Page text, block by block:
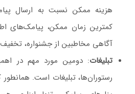
هزینه ممکن نسبت به ارسال
کمترین زمان ممکن، پیامک‌های
آگاهی مخاطبین از جشنواره،
تبلیغات: دومین مورد مهم در
رستوران‌ها، تبلیغات است. همانطور